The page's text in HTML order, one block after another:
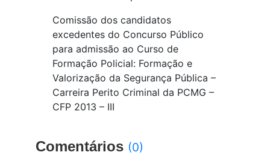
Comissão dos candidatos
excedentes do Concurso Público
para admissão ao Curso de
Formação Policial: Formação e
Valorização da Segurança Pública –
Carreira Perito Criminal da PCMG –
CFP 2013 – III
Comentários (0)